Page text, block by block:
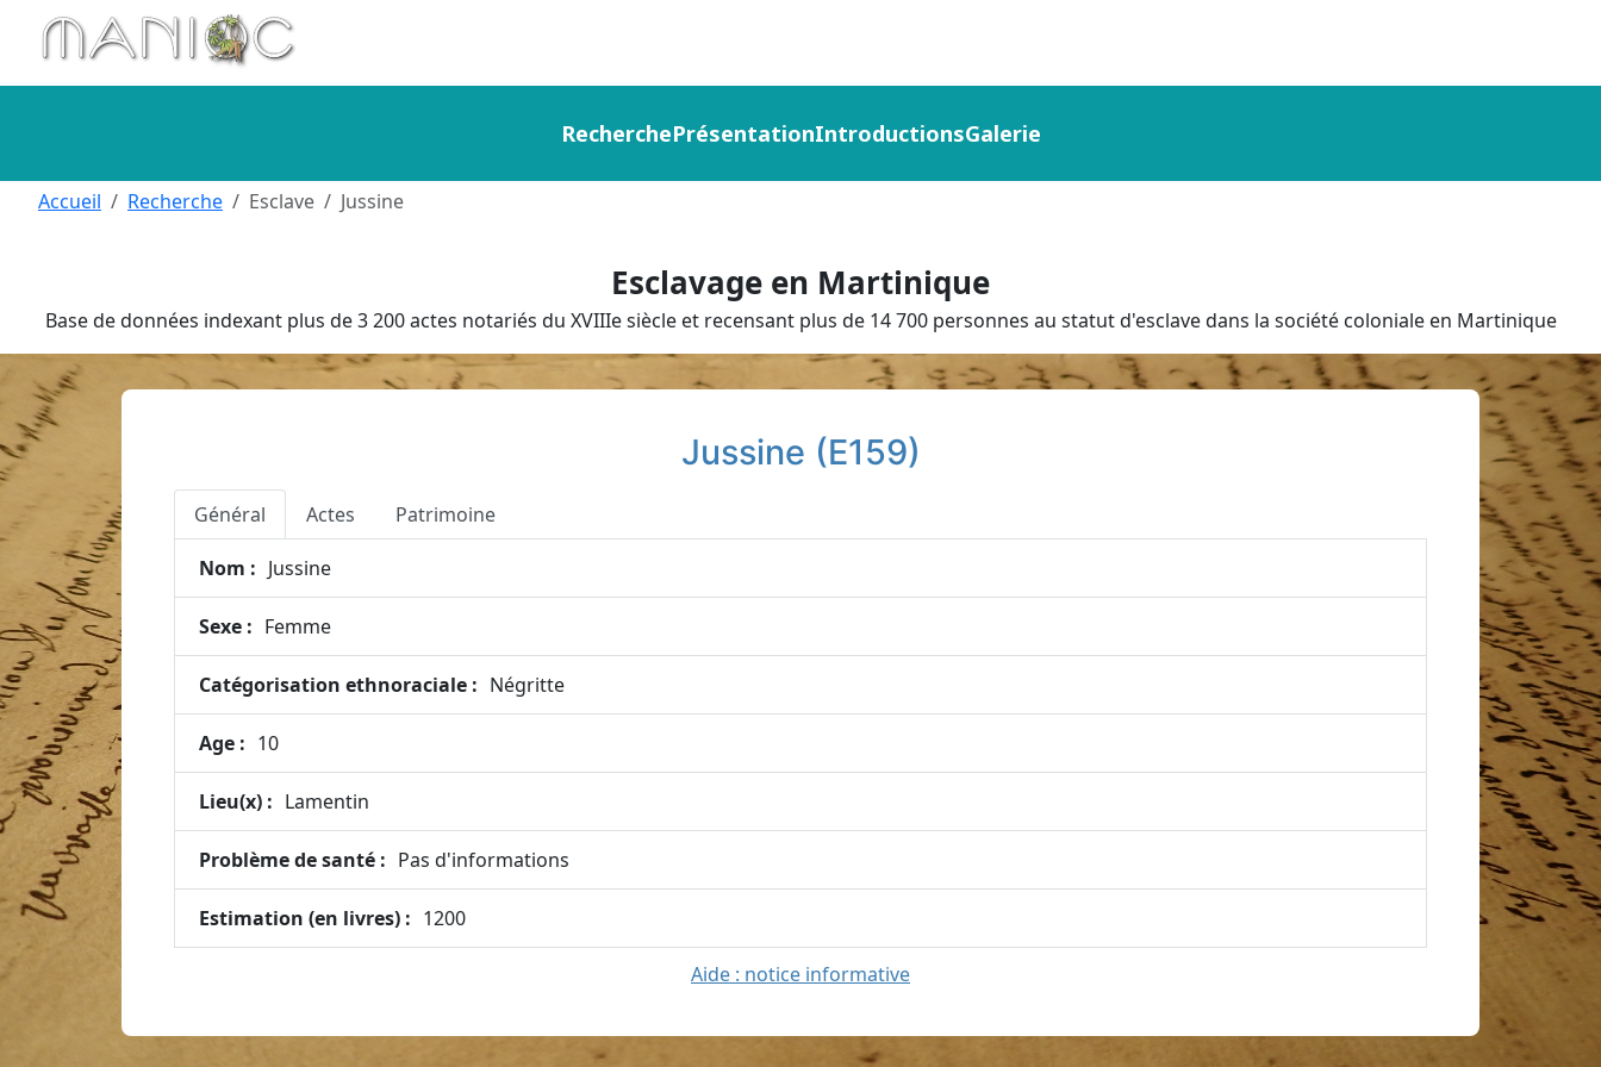
Aller au contenu principal
RecherchePrésentationIntroductionsGalerie
Esclavage en Martinique
Base de données indexant plus de 3 200 actes notariés du XVIIIe siècle et recensant plus de 14 700 personnes au statut d'esclave dans la société coloniale en Martinique
Accueil Recherche Esclave Jussine
Jussine (E159)
Général Actes Patrimoine
Nom : Jussine
Sexe : Femme
Catégorisation ethnoraciale : Négritte
Age : 10
Lieu(x) : Lamentin
Problème de santé : Pas d'informations
Estimation (en livres) : 1200
Aide : notice informative